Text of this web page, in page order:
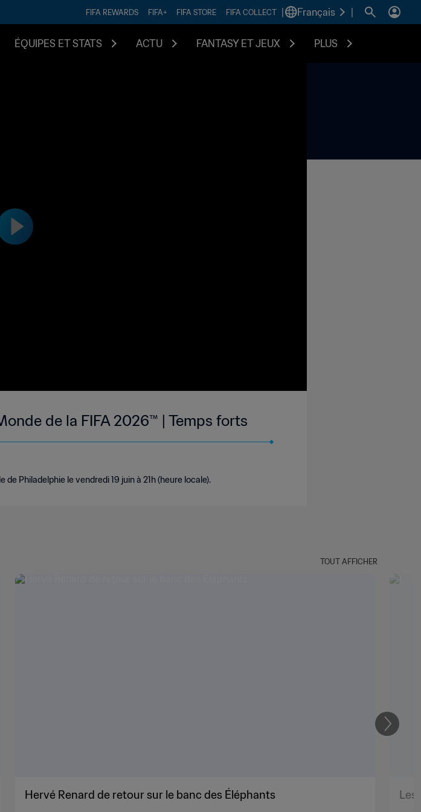
FIFA REWARDS FIFA+ FIFA STORE FIFA COLLECT Français
ÉQUIPES ET STATS ACTU FANTASY ET JEUX PLUS
de la FIFA 2026™ | Temps forts
Philadelphie le vendredi 19 juin à 21h (heure locale).
TOUT AFFICHER
Hervé Renard de retour sur le banc des Éléphants Les
Suivant